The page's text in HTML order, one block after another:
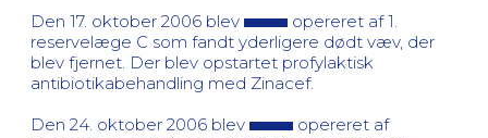
Den 17. oktober 2006 blev
opereret af 1.
reservelæge C som fandt yderligere dødt væv, der
blev fjernet. Der blev opstartet profylaktisk
antibiotikabehandling med Zinacef.
Den 24. oktober 2006 blev
opereret af